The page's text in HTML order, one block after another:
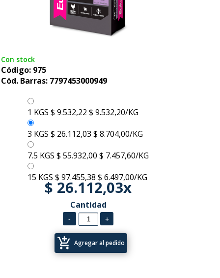
Con stock
Código: 975
Cód. Barras: 7797453000949
1 KGS $ 9.532,22 $ 9.532,20/KG
3 KGS $ 26.112,03 $ 8.704,00/KG
7.5 KGS $ 55.932,00 $ 7.457,60/KG
15 KGS $ 97.455,38 $ 6.497,00/KG
$ 26.112,03x
Cantidad
add_shopping_cart Agregar al pedido